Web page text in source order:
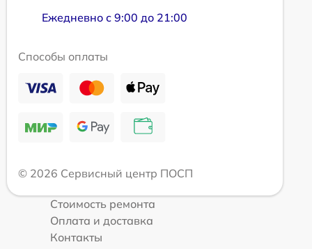
Ежедневно с 9:00 до 21:00
Способы оплаты
© 2026 Сервисный центр ПОСП
Стоимость ремонта
Оплата и доставка
Контакты